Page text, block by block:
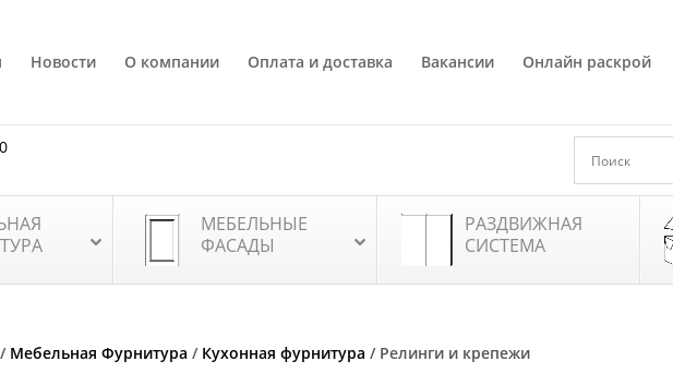
Новости О компании Оплата и доставка Вакансии Онлайн раскрой
МЕБЕЛЬНЫЕ
ФАСАДЫ
РАЗДВИЖНАЯ
СИСТЕМА
/ Мебельная Фурнитура / Кухонная фурнитура / Релинги и крепежи